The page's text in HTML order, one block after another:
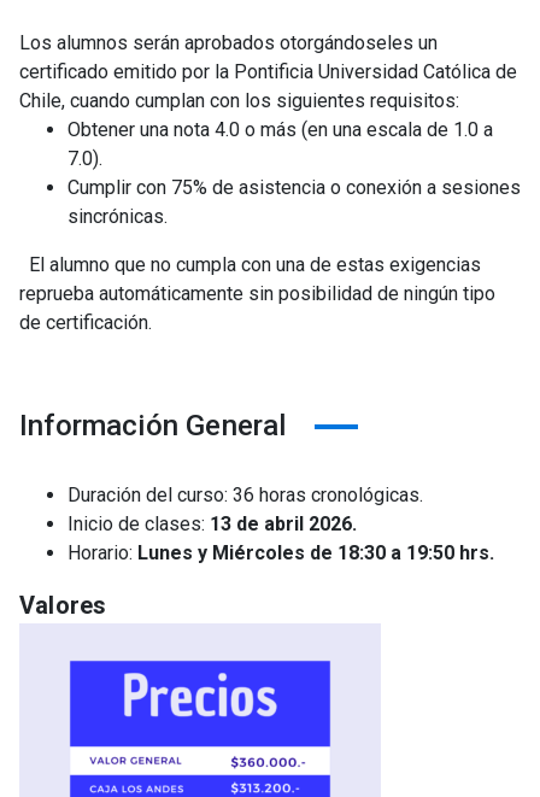
Los alumnos serán aprobados otorgándoseles un
certificado emitido por la Pontificia Universidad Católica de
Chile, cuando cumplan con los siguientes requisitos:
Obtener una nota 4.0 o más (en una escala de 1.0 a
7.0).
Cumplir con 75% de asistencia o conexión a sesiones
sincrónicas.
El alumno que no cumpla con una de estas exigencias
reprueba automáticamente sin posibilidad de ningún tipo
de certificación.
Información General
Duración del curso: 36 horas cronológicas.
Inicio de clases: 13 de abril 2026.
Horario: Lunes y Miércoles de 18:30 a 19:50 hrs.
Valores